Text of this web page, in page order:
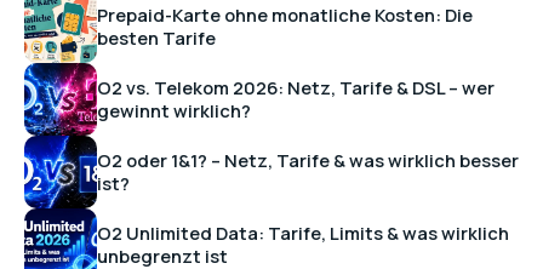
Prepaid-Karte ohne monatliche Kosten: Die
besten Tarife
O2 vs. Telekom 2026: Netz, Tarife & DSL – wer
gewinnt wirklich?
O2 oder 1&1? – Netz, Tarife & was wirklich besser
ist?
O2 Unlimited Data: Tarife, Limits & was wirklich
unbegrenzt ist